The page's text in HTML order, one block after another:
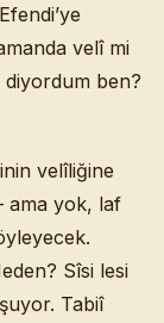
velî mi
ben?
velîliğine
ama yok, laf
Sîsi lesi
Tabiî